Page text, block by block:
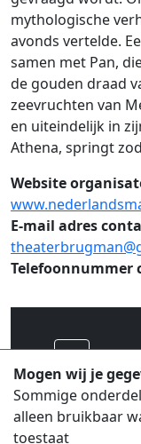
mythologische
avonds vertelde.
samen met Pan,
de gouden draad
zeevruchten van
en uiteindelijk in
Athena, springt
Website
E-mail adres
Telefoonnummer
Mogen wij je
Sommige
alleen bruikbaar
toestaat
Voor
Waterland
© 2026